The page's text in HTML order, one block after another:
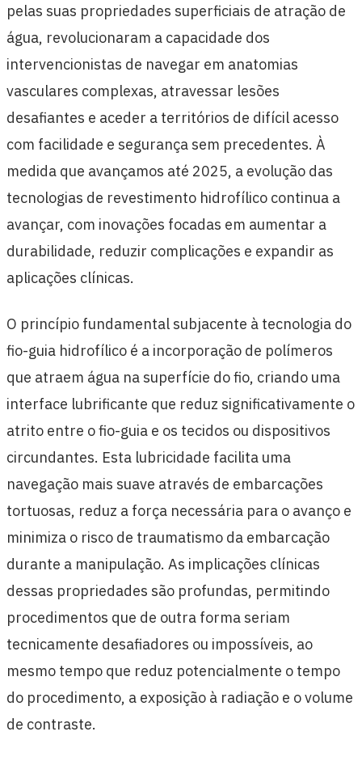
pelas suas propriedades superficiais de atração de
água, revolucionaram a capacidade dos
intervencionistas de navegar em anatomias
vasculares complexas, atravessar lesões
desafiantes e aceder a territórios de difícil acesso
com facilidade e segurança sem precedentes. À
medida que avançamos até 2025, a evolução das
tecnologias de revestimento hidrofílico continua a
avançar, com inovações focadas em aumentar a
durabilidade, reduzir complicações e expandir as
aplicações clínicas.
O princípio fundamental subjacente à tecnologia do
fio-guia hidrofílico é a incorporação de polímeros
que atraem água na superfície do fio, criando uma
interface lubrificante que reduz significativamente o
atrito entre o fio-guia e os tecidos ou dispositivos
circundantes. Esta lubricidade facilita uma
navegação mais suave através de embarcações
tortuosas, reduz a força necessária para o avanço e
minimiza o risco de traumatismo da embarcação
durante a manipulação. As implicações clínicas
dessas propriedades são profundas, permitindo
procedimentos que de outra forma seriam
tecnicamente desafiadores ou impossíveis, ao
mesmo tempo que reduz potencialmente o tempo
do procedimento, a exposição à radiação e o volume
de contraste.